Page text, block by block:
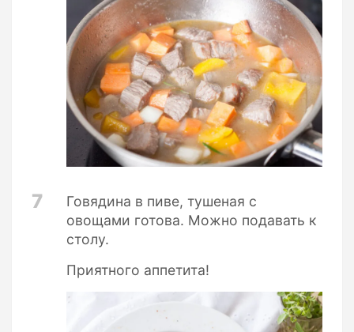
7
Говядина в пиве, тушеная с
овощами готова. Можно подавать к
столу.
Приятного аппетита!